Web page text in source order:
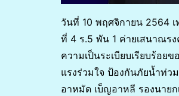
วันที่ 10 พฤศจิกายน 2564
ที่ 4 ร.5 พัน 1 ค่ายเสนาณร
ความเป็นระเบียบเรียบร้อย
แรงร่วมใจ ป้องกันภัยน้ำท่
อาหมัด เบ็ญอาหลี รองนาย